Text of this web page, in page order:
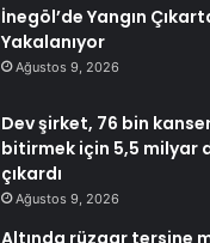
İnegöl’de Yangın
Yakalanıyor
Ağustos 9, 2026
Dev şirket, 76 bin
bitirmek için 5,5 milyar
çıkardı
Ağustos 9, 2026